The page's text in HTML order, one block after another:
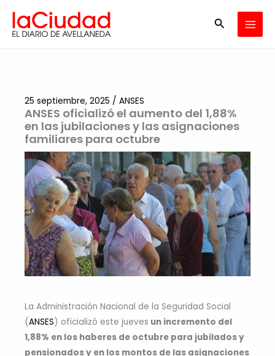
contenido
Buscar
ANSES oficializó el aumento del 1,88%
en las jubilaciones y las asignaciones
familiares para octubre
25 septiembre, 2025 / ANSES
La Administración Nacional de la Seguridad Social
(ANSES) oficializó este jueves un incremento del
1,88% en los haberes de octubre para jubilados y
pensionados y en los montos de las asignaciones